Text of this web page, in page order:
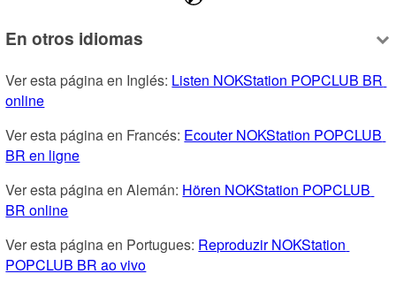
En otros idiomas
Ver esta página en Inglés: Listen NOKStation POPCLUB BR
online
Ver esta página en Francés: Ecouter NOKStation POPCLUB
BR en ligne
Ver esta página en Alemán: Hören NOKStation POPCLUB
BR online
Ver esta página en Portugues: Reproduzir NOKStation
POPCLUB BR ao vivo